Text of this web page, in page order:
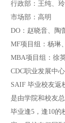
行政部：王纯、
市场部：高明
DO：赵晓音、陶
MF项目组：杨琳
MBA项目组：徐
CDC职业发展中
SAIF 毕业校友返
是由学院和校友
毕业逢5，逢10的